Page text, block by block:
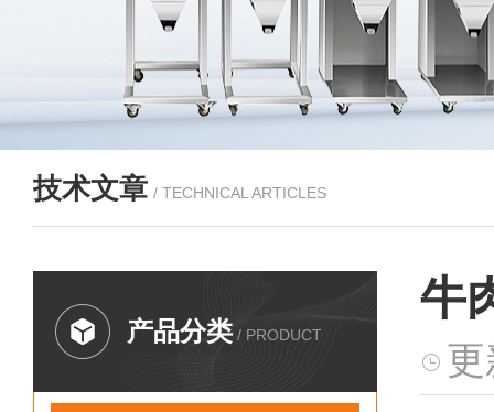
技术文章 / TECHNICAL ARTICLES
产品分类 / PRODUCT
牛